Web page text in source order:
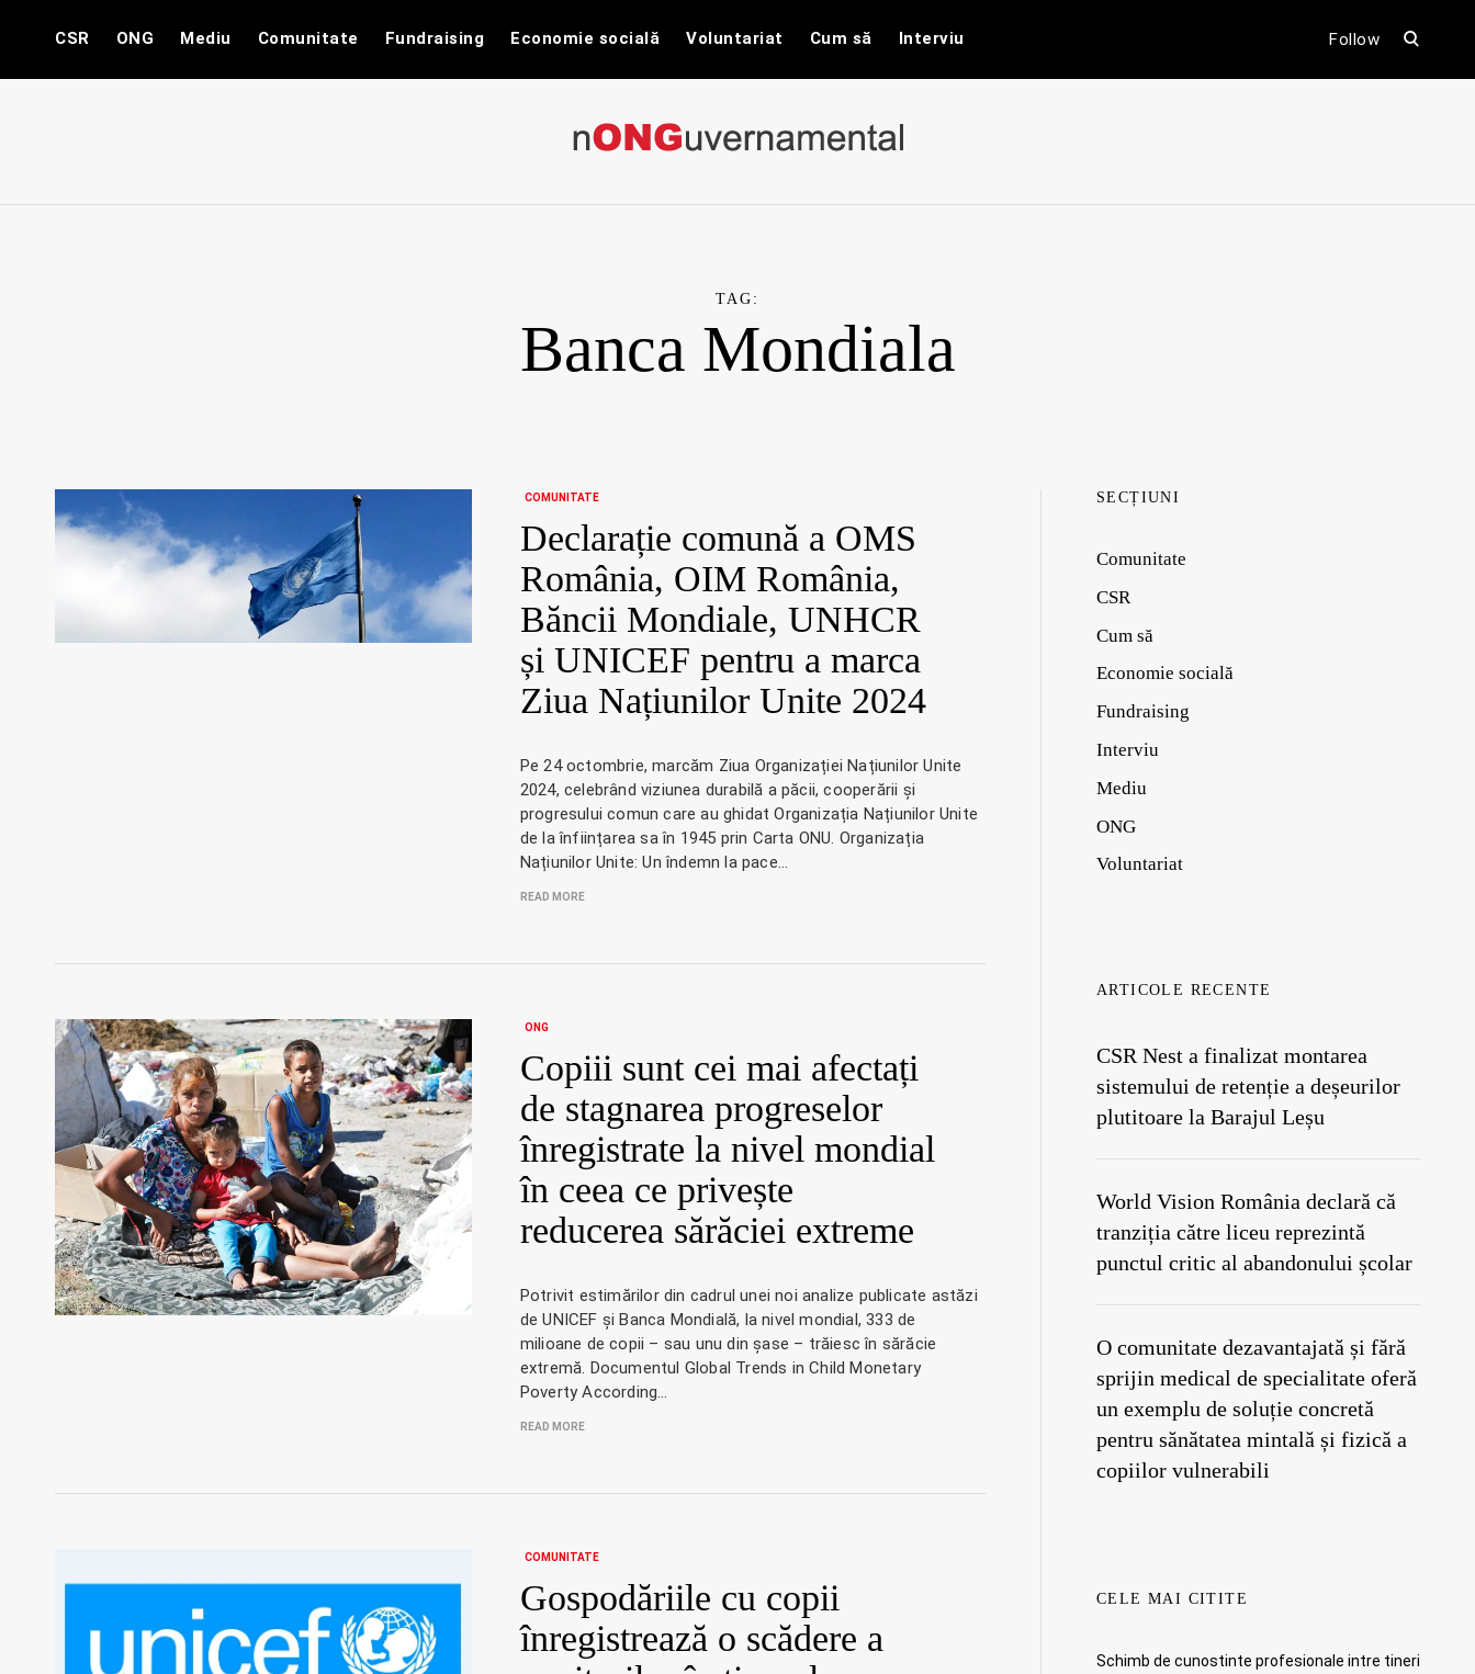
CSR ONG Mediu Comunitate Fundraising Economie socială Voluntariat Cum să Interviu Follow
open
form
nONGuvernamental
TAG:
Banca Mondiala
COMUNITATE
Declarație comună a OMS
România, OIM România,
Băncii Mondiale, UNHCR
și UNICEF pentru a marca
Ziua Națiunilor Unite 2024
Pe 24 octombrie, marcăm Ziua Organizației Națiunilor Unite
2024, celebrând viziunea durabilă a păcii, cooperării și
progresului comun care au ghidat Organizația Națiunilor Unite
de la înființarea sa în 1945 prin Carta ONU. Organizația
Națiunilor Unite: Un îndemn la pace…
READ MORE
ONG
Copiii sunt cei mai afectați
de stagnarea progreselor
înregistrate la nivel mondial
în ceea ce privește
reducerea sărăciei extreme
Potrivit estimărilor din cadrul unei noi analize publicate astăzi
de UNICEF și Banca Mondială, la nivel mondial, 333 de
milioane de copii – sau unu din șase – trăiesc în sărăcie
extremă. Documentul Global Trends in Child Monetary
Poverty According…
READ MORE
COMUNITATE
Gospodăriile cu copii
înregistrează o scădere a
SECȚIUNI
Comunitate
CSR
Cum să
Economie socială
Fundraising
Interviu
Mediu
ONG
Voluntariat
ARTICOLE RECENTE
CSR Nest a finalizat montarea
sistemului de retenție a deșeurilor
plutitoare la Barajul Leșu
World Vision România declară că
tranziția către liceu reprezintă
punctul critic al abandonului școlar
O comunitate dezavantajată și fără
sprijin medical de specialitate oferă
un exemplu de soluție concretă
pentru sănătatea mintală și fizică a
copiilor vulnerabili
CELE MAI CITITE
Schimb de cunostinte profesionale intre tineri